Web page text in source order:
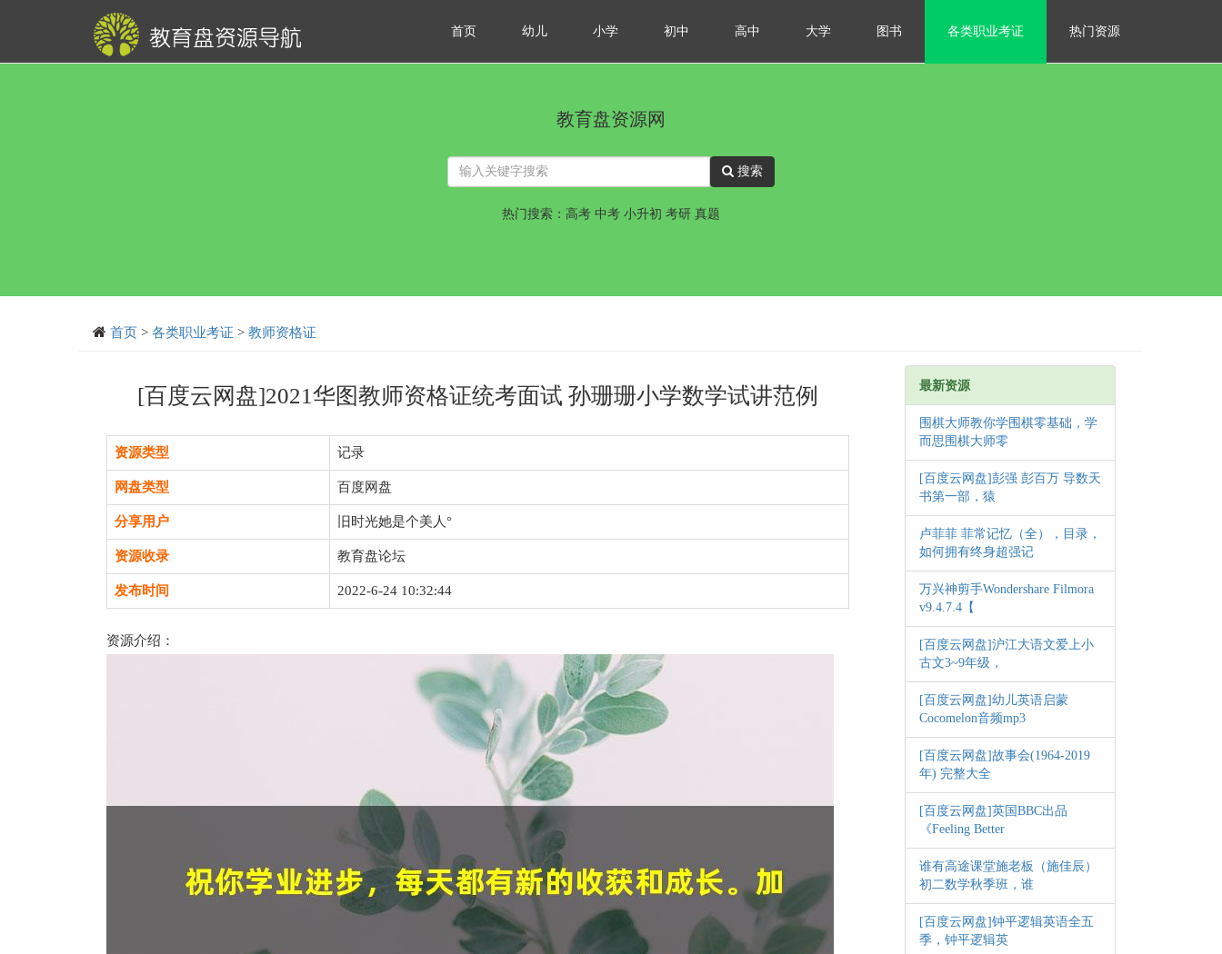
首页 幼儿 小学 初中 高中 大学 图书 各类职业考证 热门资源
教育盘资源网
搜索
热门搜索：高考 中考 小升初 考研 真题
首页 > 各类职业考证 > 教师资格证
[百度云网盘]2021华图教师资格证统考面试 孙珊珊小学数学试讲范例
资源类型 记录
网盘类型 百度网盘
分享用户 旧时光她是个美人°
资源收录 教育盘论坛
发布时间 2022-6-24 10:32:44
资源介绍：
最新资源
围棋大师教你学围棋零基础，学
而思围棋大师零
[百度云网盘]彭强 彭百万 导数天
书第一部，猿
卢菲菲 菲常记忆（全），目录，
如何拥有终身超强记
万兴神剪手Wondershare Filmora
v9.4.7.4【
[百度云网盘]沪江大语文爱上小
古文3~9年级，
[百度云网盘]幼儿英语启蒙
Cocomelon音频mp3
[百度云网盘]故事会(1964-2019
年) 完整大全
[百度云网盘]英国BBC出品
《Feeling Better
谁有高途课堂施老板（施佳辰）
初二数学秋季班，谁
[百度云网盘]钟平逻辑英语全五
季，钟平逻辑英